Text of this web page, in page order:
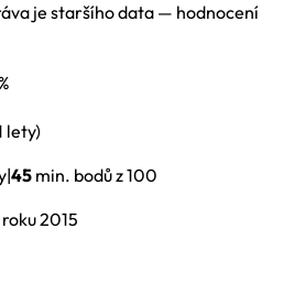
je staršího data — hodnocení
lety)
|45 min. bodů z 100
2015